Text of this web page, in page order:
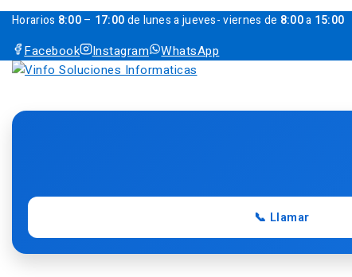
Horarios 8:00– 17:00de lunes a jueves- viernes de 8:00a 15:00
Facebook Instagram WhatsApp
📞 Llamar